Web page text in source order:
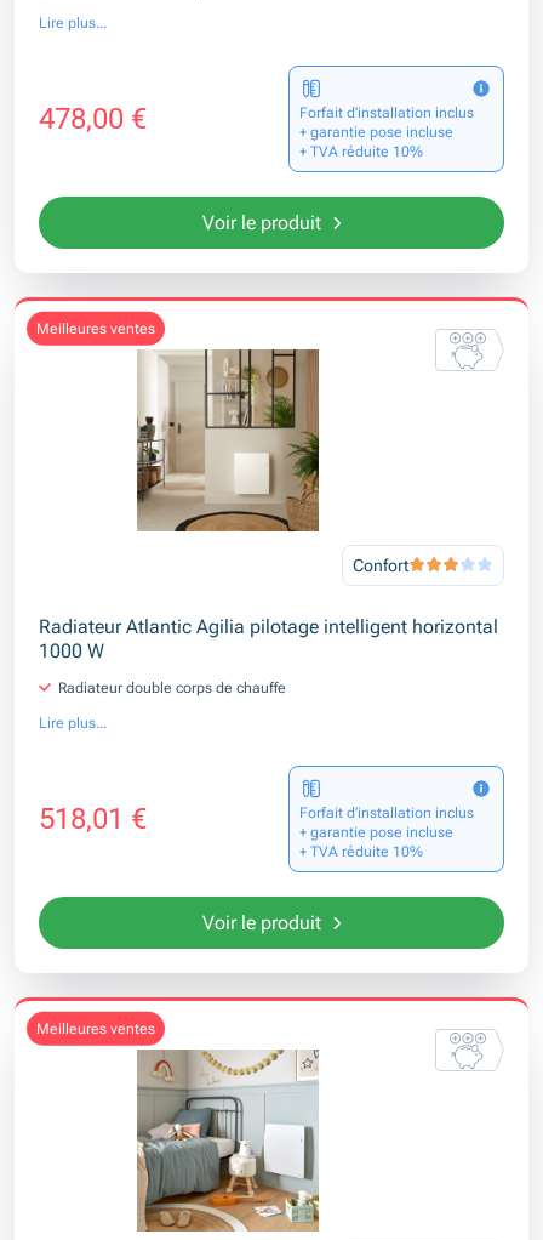
Lire plus...
478,00 €
Forfait d’installation inclus
+ garantie pose incluse
+ TVA réduite 10%
Voir le produit
meilleures ventes
Confort
Radiateur Atlantic Agilia pilotage intelligent horizontal
1000 W
Radiateur double corps de chauffe
Lire plus...
518,01 €
Forfait d’installation inclus
+ garantie pose incluse
+ TVA réduite 10%
Voir le produit
meilleures ventes